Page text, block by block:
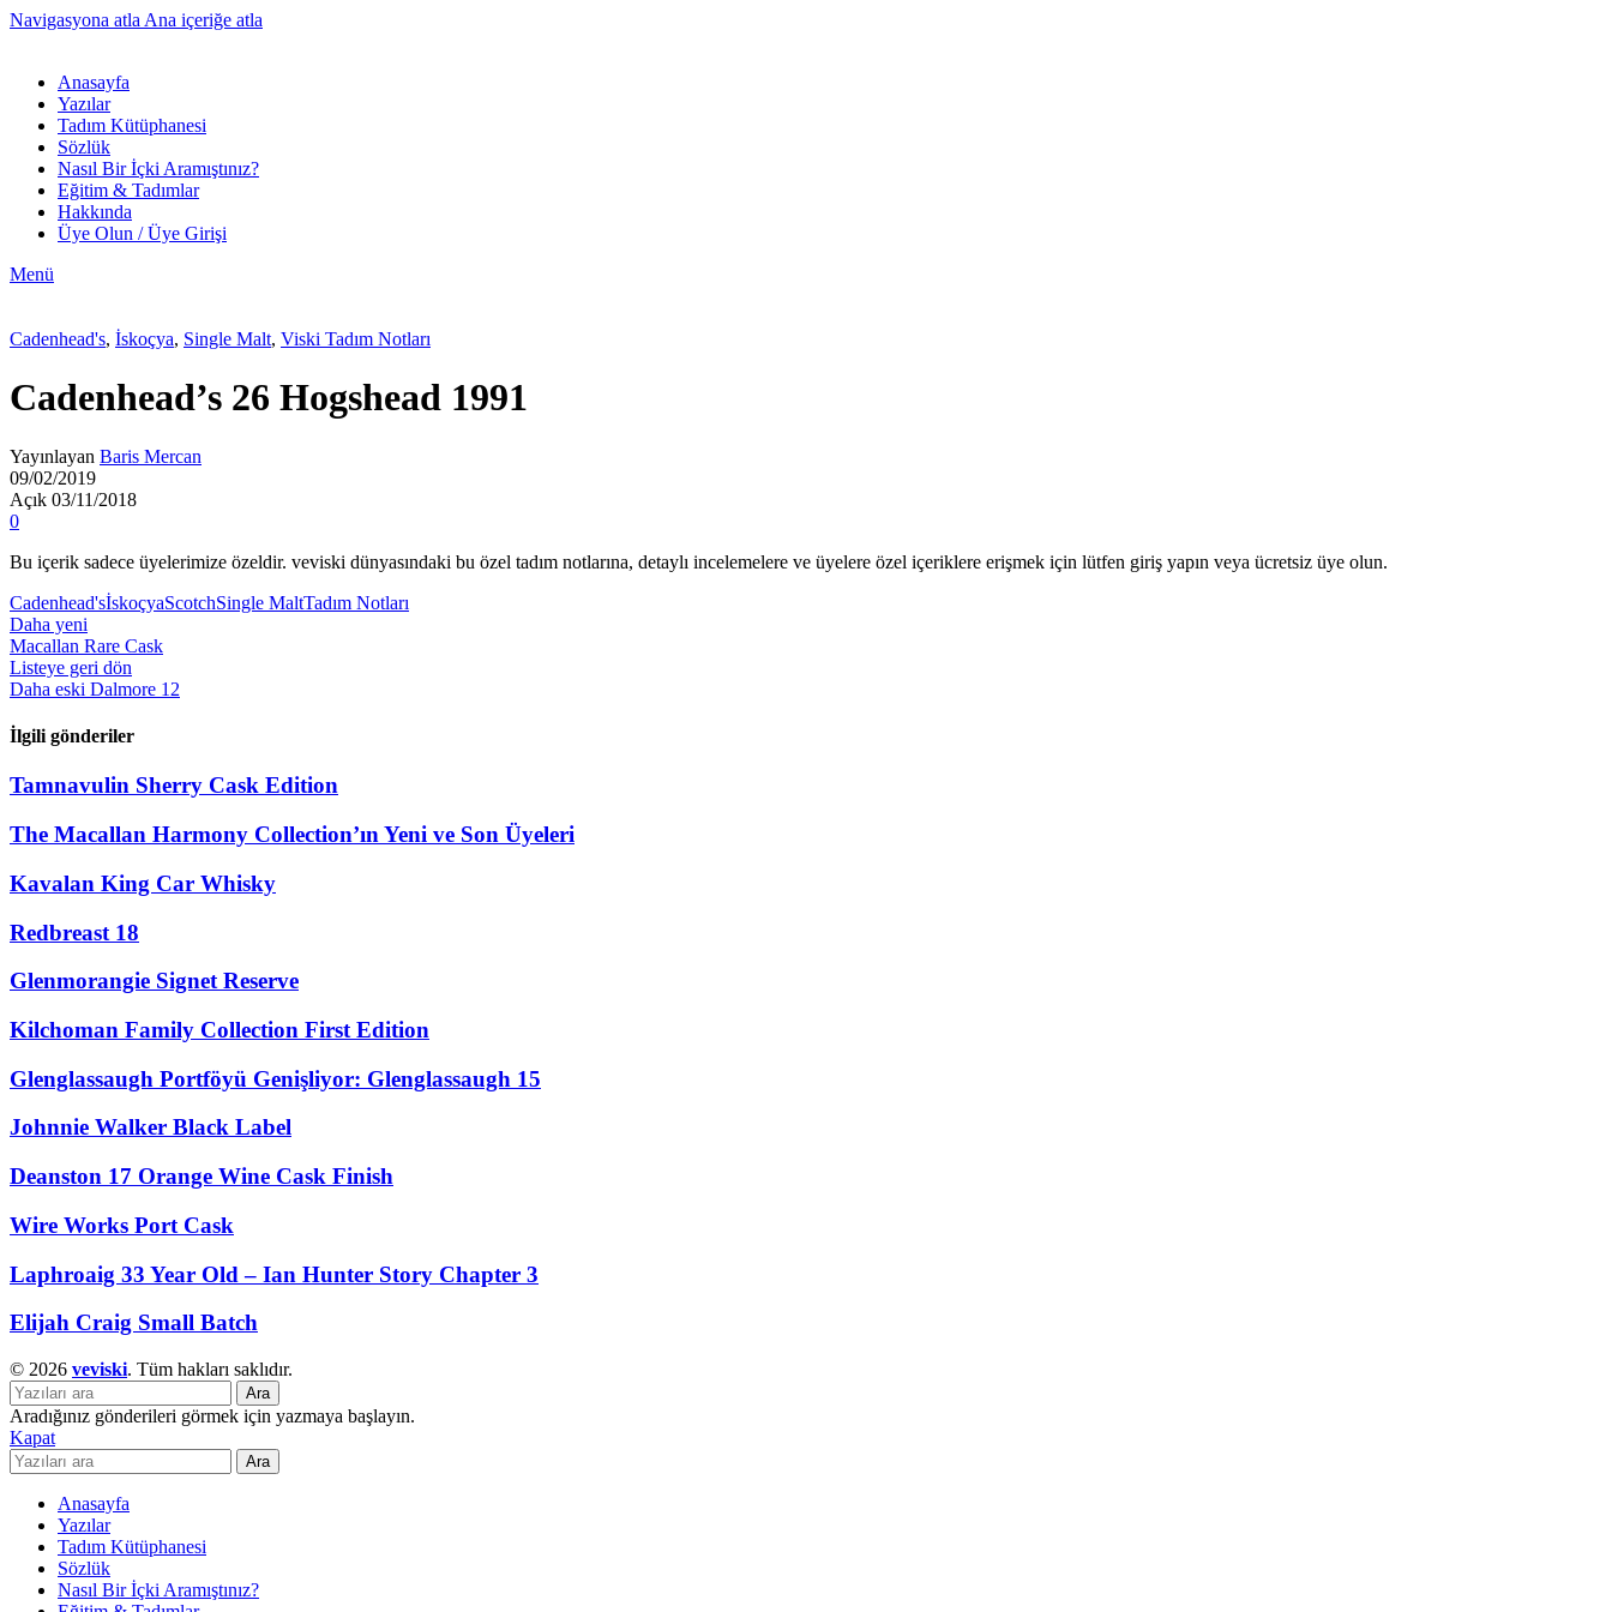
Navigasyona atla Ana içeriğe atla
Anasayfa
Yazılar
Tadım Kütüphanesi
Sözlük
Nasıl Bir İçki Aramıştınız?
Eğitim & Tadımlar
Hakkında
Üye Olun / Üye Girişi
Menü
Cadenhead's, İskoçya, Single Malt, Viski Tadım Notları
Cadenhead’s 26 Hogshead 1991
Yayınlayan Baris Mercan
09/02/2019
Açık 03/11/2018
0
Bu içerik sadece üyelerimize özeldir. veviski dünyasındaki bu özel tadım notlarına, detaylı incelemelere ve üyelere özel içeriklere erişmek için lütfen giriş yapın veya ücretsiz üye olun.
Cadenhead'sİskoçyaScotchSingle MaltTadım Notları
Daha yeni
Macallan Rare Cask
Listeye geri dön
Daha eski Dalmore 12
İlgili gönderiler
Tamnavulin Sherry Cask Edition
The Macallan Harmony Collection’ın Yeni ve Son Üyeleri
Kavalan King Car Whisky
Redbreast 18
Glenmorangie Signet Reserve
Kilchoman Family Collection First Edition
Glenglassaugh Portföyü Genişliyor: Glenglassaugh 15
Johnnie Walker Black Label
Deanston 17 Orange Wine Cask Finish
Wire Works Port Cask
Laphroaig 33 Year Old – Ian Hunter Story Chapter 3
Elijah Craig Small Batch
© 2026 veviski. Tüm hakları saklıdır.
Ara
Aradığınız gönderileri görmek için yazmaya başlayın.
Kapat
Ara
Anasayfa
Yazılar
Tadım Kütüphanesi
Sözlük
Nasıl Bir İçki Aramıştınız?